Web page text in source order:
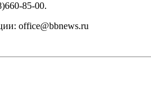
85-00.
office@bbnews.ru